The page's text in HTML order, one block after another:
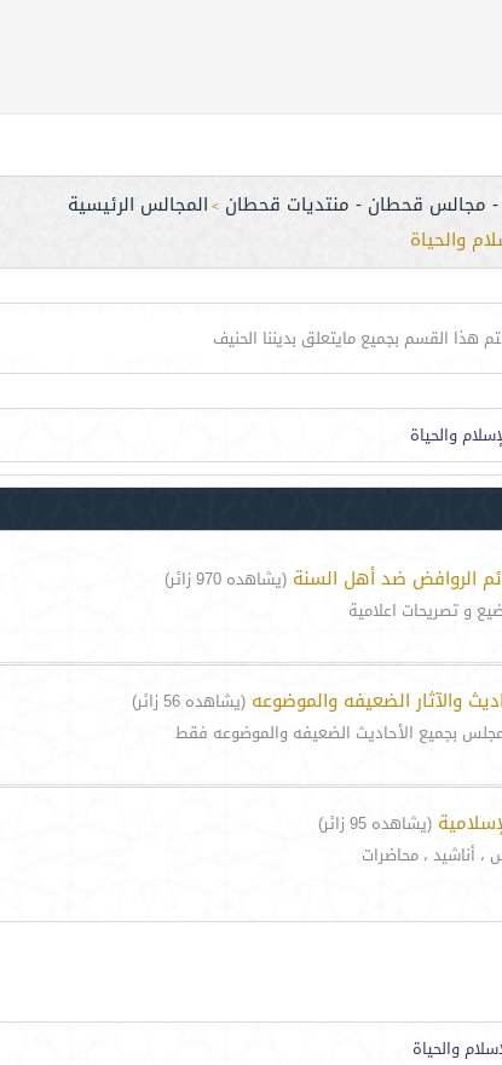
مجالس قحطان - منتديات قحطان > المجالس الرئيسية
والحياة
هذا القسم بجميع مايتعلق بديننا الحنيف
والحياة
الروافض ضد أهل السنة (يشاهده 970 زائر)
و تصريحات اعلامية
والآثار الضعيفه والموضوعه (يشاهده 56 زائر)
بجميع الأحاديث الضعيفه والموضوعه فقط
(يشاهده 95 زائر)
، أناشيد ، محاضرات
والحياة